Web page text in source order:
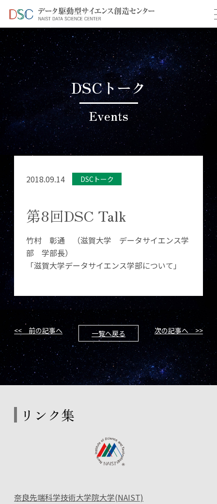
TOP ＞ イベント情報 ＞ 第8回DSC Talk
DSCトーク
Events
2018.09.14 DSCトーク
第8回DSC Talk
竹村 彰通 （滋賀大学 データサイエンス学
部 学部長）
「滋賀大学データサイエンス学部について」
<< 前の記事へ 一覧へ戻る 次の記事へ >>
リンク集
奈良先端科学技術大学院大学(NAIST)